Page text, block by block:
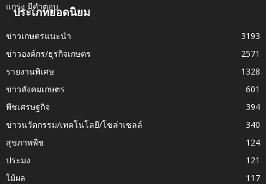
ประเภทยอดนิยม
ข่าวเกษตรแนะนำ
3193
ข่าวองค์กร/ธุรกิจเกษตร
2571
รายงานพิเศษ
1328
ข่าวสังคมเกษตร
601
พืชเศรษฐกิจ
394
ข่าวนวัตกรรม/เทคโนโลยี/โซล่าเซลล์
340
สุขภาพพืช
124
ประมง
121
ไม้ผล
117